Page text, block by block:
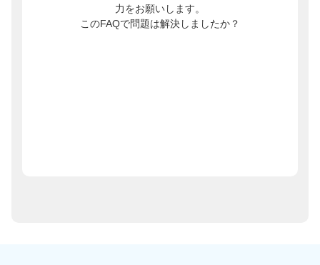
力をお願いします。
このFAQで問題は解決しましたか？